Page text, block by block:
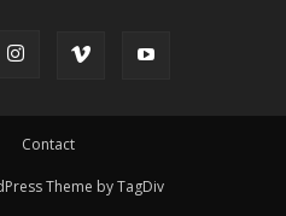
Contact
Theme by TagDiv